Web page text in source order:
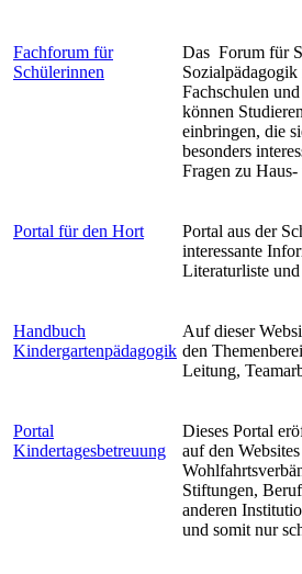
Fachforum für
Schülerinnen
Das Forum für
Sozialpädagogik
Fachschulen
können
einbringen, die
besonders
Fragen zu
Portal für den Hort
Portal aus der
interessante
Literaturliste
Handbuch
Kindergartenpädagogik
Auf dieser
den
Leitung,
Portal
Kindertagesbetreuung
Dieses Portal
auf den
Stiftungen,
anderen
und somit nur